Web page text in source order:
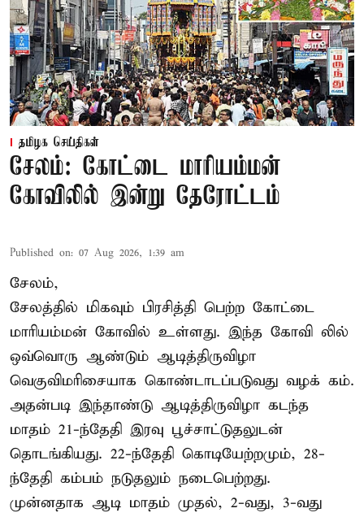
தமிழக செய்திகள்
சேலம்: கோட்டை மாரியம்மன்
கோவிலில் இன்று தேரோட்டம்
Published on: 07 Aug 2026, 1:39 am
சேலம்,
சேலத்தில் மிகவும் பிரசித்தி பெற்ற கோட்டை
மாரியம்மன் கோவில் உள்ளது. இந்த கோவி லில்
ஒவ்வொரு ஆண்டும் ஆடித்திருவிழா
வெகுவிமரிசையாக கொண்டாடப்படுவது வழக் கம்.
அதன்படி இந்தாண்டு ஆடித்திருவிழா கடந்த
மாதம் 21-ந்தேதி இரவு பூச்சாட்டுதலுடன்
தொடங்கியது. 22-ந்தேதி கொடியேற்றமும், 28-
ந்தேதி கம்பம் நடுதலும் நடைபெற்றது.
முன்னதாக ஆடி மாதம் முதல், 2-வது, 3-வது